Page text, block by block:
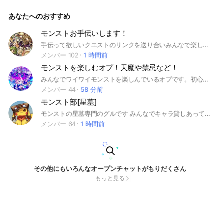
あなたへのおすすめ
モンストお手伝いします！
手伝って欲しいクエストのリンクを送り合いみんなで楽しくクリアしていきましょう！ #モンスト #禁忌の獄 #覇者の塔 #天魔の孤城
メンバー 102
1 時間前
モンストを楽しむオプ！天魔や禁忌など！
みんなでワイワイモンストを楽しんでいるオプです。初心者〜上級者の方まで気楽に入ってください！このオプの人は皆優しいので気軽にどぞ！ 即抜けは成敗、荒らし、暴言❌ 全然今でも会話が活発なので是非入ってくださいな〜 天魔もバリバリやってます！！ アットホームなオプチャです #モンスト #運極 #初心者 #マルチ #天魔 #禁忌 #楽しく #のんびり#マラソン#絆#不可思議#アーキレット#天魔の孤城
メンバー 44
58 分前
モンスト部[星墓]
モンストの星墓専門のグルです みんなでキャラ貸しあって 制覇を目指しましょう 試練、庭園どっちも頑張りましょ！ みんな仲良くて みんな面白いですよ〜 入ったら挨拶してね アイコン設定もよろしく 名前をモンストの名前と同じにして くれると助かります あなたが入ってくることを お待ちにしております
メンバー 64
1 時間前
その他にもいろんなオープンチャットがもりだくさん
もっと見る